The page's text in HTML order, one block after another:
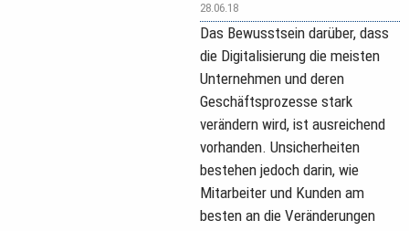
28.06.18
Das Bewusstsein darüber, dass
die Digitalisierung die meisten
Unternehmen und deren
Geschäftsprozesse stark
verändern wird, ist ausreichend
vorhanden. Unsicherheiten
bestehen jedoch darin, wie
Mitarbeiter und Kunden am
besten an die Veränderungen